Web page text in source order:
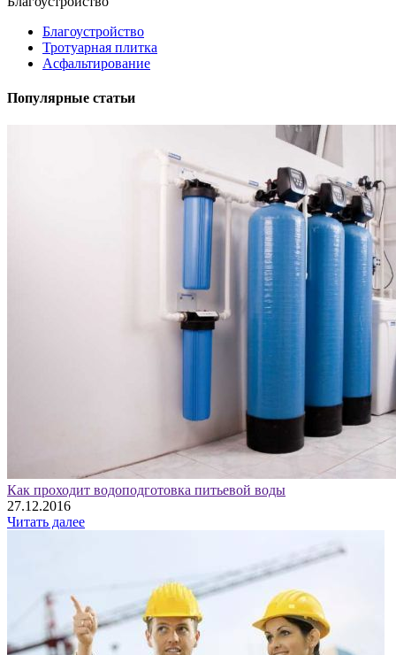
Благоустройство
Тротуарная плитка
Асфальтирование
Популярные статьи
Как проходит водоподготовка питьевой воды
27.12.2016
Читать далее